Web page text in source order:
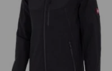
Softshelljack e.s.vision